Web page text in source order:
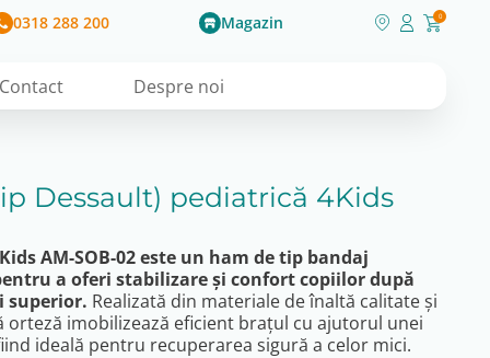
0318 288 200 Magazin 0
Contact Despre noi
Dessault) pediatrică 4Kids
AM-SOB-02 este un ham de tip bandaj
a oferi stabilizare și confort copiilor după
superior. Realizată din materiale de înaltă calitate și
orteză imobilizează eficient brațul cu ajutorul unei
ideală pentru recuperarea sigură a celor mici.